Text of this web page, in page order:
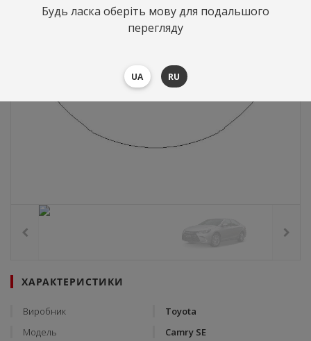
ХАРАКТЕРИСТИКИ
Виробник
Toyota
Модель
Camry SE
Будь ласка оберіть мову для подальшого
перегляду
UA RU